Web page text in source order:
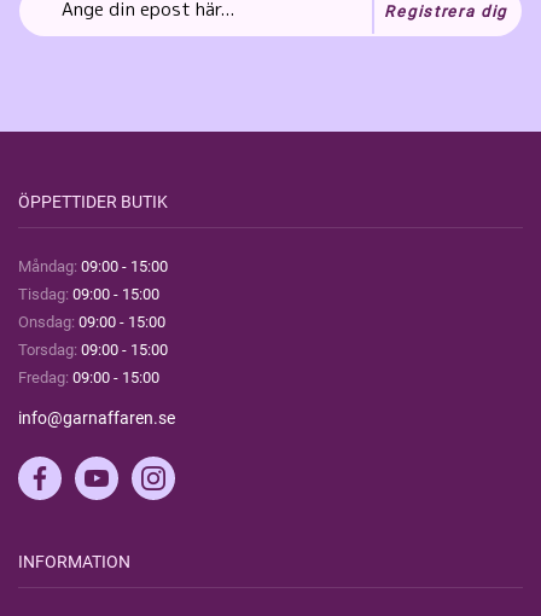
Registrera dig
ÖPPETTIDER BUTIK
Måndag: 09:00 - 15:00
Tisdag: 09:00 - 15:00
Onsdag: 09:00 - 15:00
Torsdag: 09:00 - 15:00
Fredag: 09:00 - 15:00
info@garnaffaren.se
INFORMATION